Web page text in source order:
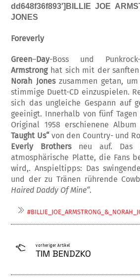
dd648f36f893′]BILLIE JOE
JO­NES
Foreverly
Green–Day-Boss und
Armstronghat sich mit der sanften
Norah Joneszusammen ge­tan, um
stimmige Duett-CD einzuspielen.
sich das ungleiche Gespann auf
geeinigt. Innerhalb von fünf
Original 1958 erschienene Al­­bum
Taught Us“von den Country- und
Ev­er­ly Brothersneu auf. Das
atmosphärische Platte, die Fans
wird,. Anspieltipps: Das swingende
und der zu Trä­nen rüh­r­en­de
Haired Dad­dy Of Mine“.
vorheriger Artikel
TIM BENDZKO